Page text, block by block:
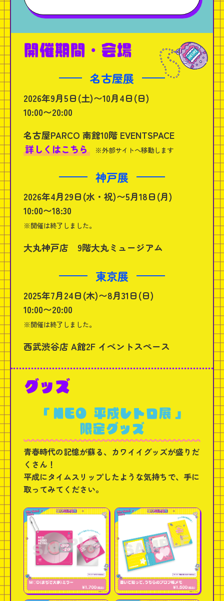
開催期間 ・ 会場
名古屋展
2026年9月5日(土)〜10月4日(日)
10:00〜20:00
名古屋PARCO 南館10階 EVENTSPACE
詳しくはこちら
※外部サイトへ移動します
神戸展
2026年4月29日(水・祝)〜5月18日(月)
10:00〜18:30
※開催は終了しました。
大丸神戸店 9階大丸ミュージアム
東京展
2025年7月24日(木)〜8月31日(日)
10:00〜20:00
※開催は終了しました。
西武渋谷店 A館2F イベントスペース
グッ ズ
「NEO 平成レトロ展」
限定グッズ
青春時代の記憶が蘇る、カワイイグッズが盛りだ
くさん！
平成にタイムスリップしたような気持ちで、手に
取ってみてください。